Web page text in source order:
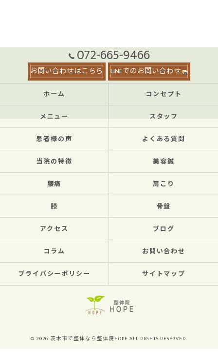
072-665-9466
お問い合わせはこちら LINEでのお問い合わせ
ホーム コンセプト
メニュー スタッフ
患者様の声 よくある質問
当院の特徴 美容鍼
腰痛 肩こり
膝 骨盤
アクセス ブログ
コラム お問い合わせ
プライバシーポリシー サイトマップ
© 2026 茨木市で整体なら整体院HOPE ALL RIGHTS RESERVED.